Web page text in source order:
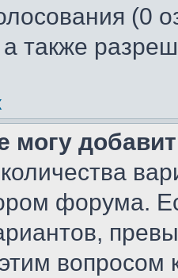
(0
также
могу
форума.
вопросом